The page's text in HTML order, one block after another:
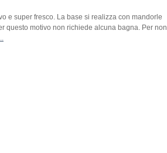
e super fresco. La base si realizza con mandorle
questo motivo non richiede alcuna bagna. Per non